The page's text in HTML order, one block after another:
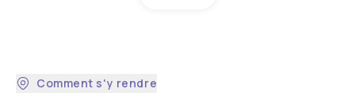
Comment s'y rendre